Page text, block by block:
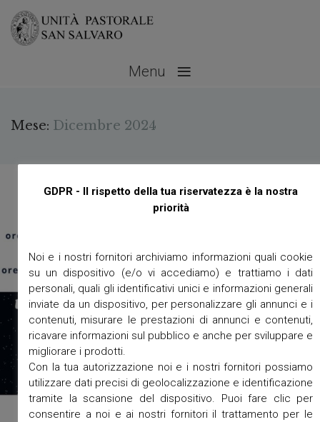
Menu ≡
Mese: Dicembre 2024
GDPR - Il rispetto della tua riservatezza è la nostra
priorità
Noi e i nostri fornitori archiviamo informazioni quali cookie
su un dispositivo (e/o vi accediamo) e trattiamo i dati
personali, quali gli identificativi unici e informazioni generali
inviate da un dispositivo, per personalizzare gli annunci e i
contenuti, misurare le prestazioni di annunci e contenuti,
ricavare informazioni sul pubblico e anche per sviluppare e
migliorare i prodotti.
Con la tua autorizzazione noi e i nostri fornitori possiamo
utilizzare dati precisi di geolocalizzazione e identificazione
tramite la scansione del dispositivo. Puoi fare clic per
consentire a noi e ai nostri fornitori il trattamento per le